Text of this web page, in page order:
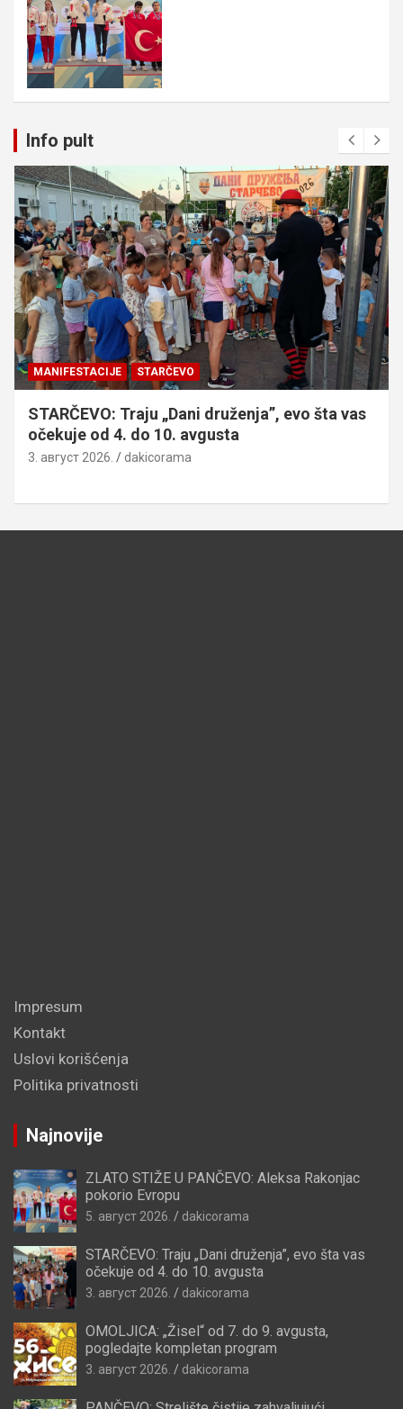
Info pult
MANIFESTACIJE STARČEVO
STARČEVO: Traju „Dani druženja”, evo šta vas
očekuje od 4. do 10. avgusta
3. август 2026. dakicorama
Impresum
Kontakt
Uslovi korišćenja
Politika privatnosti
Najnovije
ZLATO STIŽE U PANČEVO: Aleksa Rakonjac
pokorio Evropu
5. август 2026. dakicorama
STARČEVO: Traju „Dani druženja”, evo šta vas
očekuje od 4. do 10. avgusta
3. август 2026. dakicorama
OMOLJICA: „Žisel“ od 7. do 9. avgusta,
pogledajte kompletan program
3. август 2026. dakicorama